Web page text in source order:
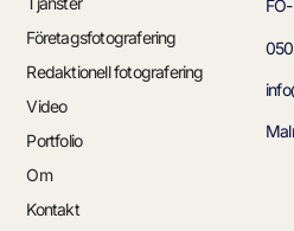
Företagsfotografering
Redaktionell fotografering
Video
Portfolio
Om
Kontakt